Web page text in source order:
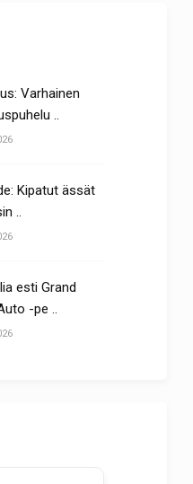
Varhainen
..
Kipatut ässät
..
esti Grand
-pe ..